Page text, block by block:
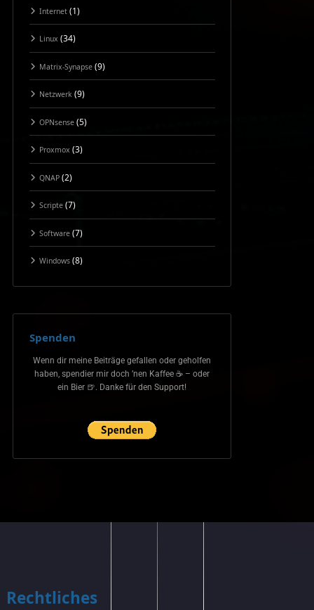
Internet(1)
Linux (34)
Matrix-Synapse(9)
Netzwerk(9)
OPNsense(5)
Proxmox (3)
QNAP(2)
Scripte(7)
Software(7)
Windows(8)
Spenden
Wenn dir meine Beiträge gefallen oder geholfen
haben, spendier mir doch ’nen Kaffee ☕ – oder
ein Bier 🍺. Danke für den Support!
Rechtliches